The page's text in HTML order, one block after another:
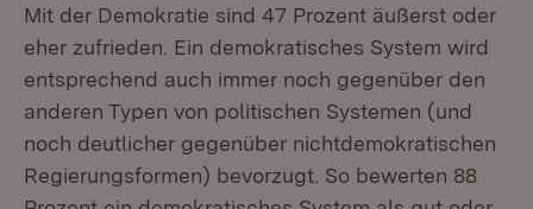
Mit der Demokratie sind 47 Prozent äußerst oder
eher zufrieden. Ein demokratisches System wird
entsprechend auch immer noch gegenüber den
anderen Typen von politischen Systemen (und
noch deutlicher gegenüber nichtdemokratischen
Regierungsformen) bevorzugt. So bewerten 88